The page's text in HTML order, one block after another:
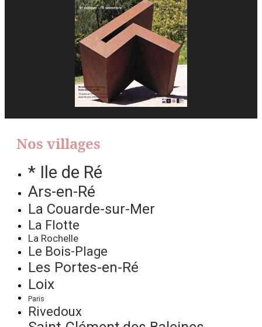
Nos villages
* Ile de Ré
Ars-en-Ré
La Couarde-sur-Mer
La Flotte
La Rochelle
Le Bois-Plage
Les Portes-en-Ré
Loix
Paris
Rivedoux